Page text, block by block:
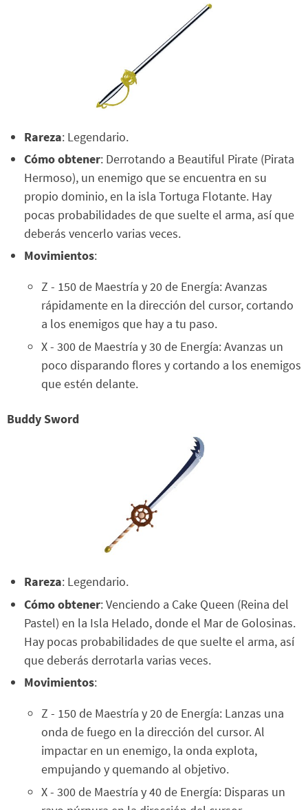
Rareza: Legendario.
Cómo obtener: Derrotando a Beautiful Pirate (Pirata
Hermoso), un enemigo que se encuentra en su
propio dominio, en la isla Tortuga Flotante. Hay
pocas probabilidades de que suelte el arma, así que
deberás vencerlo varias veces.
Movimientos:
Z - 150 de Maestría y 20 de Energía: Avanzas
rápidamente en la dirección del cursor, cortando
a los enemigos que hay a tu paso.
X - 300 de Maestría y 30 de Energía: Avanzas un
poco disparando flores y cortando a los enemigos
que estén delante.
Buddy Sword
Rareza: Legendario.
Cómo obtener: Venciendo a Cake Queen (Reina del
Pastel) en la Isla Helado, donde el Mar de Golosinas.
Hay pocas probabilidades de que suelte el arma, así
que deberás derrotarla varias veces.
Movimientos:
Z - 150 de Maestría y 20 de Energía: Lanzas una
onda de fuego en la dirección del cursor. Al
impactar en un enemigo, la onda explota,
empujando y quemando al objetivo.
X - 300 de Maestría y 40 de Energía: Disparas un